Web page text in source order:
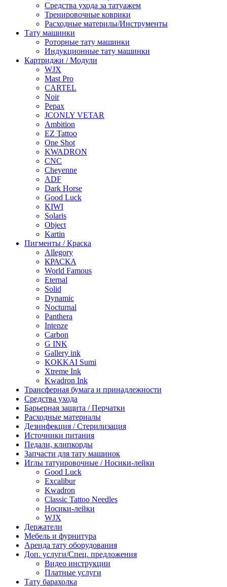
Средства ухода за татуажем
Тренировочные коврики
Расходные материлы/Инструменты
Тату машинки
Роторные тату машинки
Индукционные тату машинки
Картриджи / Модули
WJX
Mast Pro
CARTEL
Noir
Pepax
JCONLY VETAR
Ambition
EZ Tattoo
One Shot
KWADRON
CNC
Cheyenne
ADF
Dark Horse
Good Luck
KIWI
Solaris
Object
Kartin
Пигменты / Краска
Allegory
КРАСКА
World Famous
Eternal
Solid
Dynamic
Nocturnal
Panthera
Intenze
Carbon
G INK
Gallery ink
KOKKAI Sumi
Xtreme Ink
Kwadron Ink
Трансферная бумага и принадлежности
Средства ухода
Барьерная защита / Перчатки
Расходные материалы
Дезинфекция / Стерилизация
Источники питания
Педали, клипкорды
Запчасти для тату машинок
Иглы татуировочные / Носики-лейки
Good Luck
Excalibur
Kwadron
Classic Tattoo Needles
Носики-лейки
WJX
Держатели
Мебель и фурнитура
Аренда тату оборудования
Доп. услуги/Спец. предложения
Видео инструкции
Платные услуги
Тату барахолка